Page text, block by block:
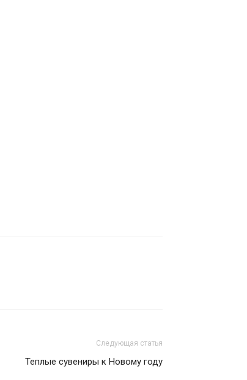
Следующая статья
Теплые сувениры к Новому году